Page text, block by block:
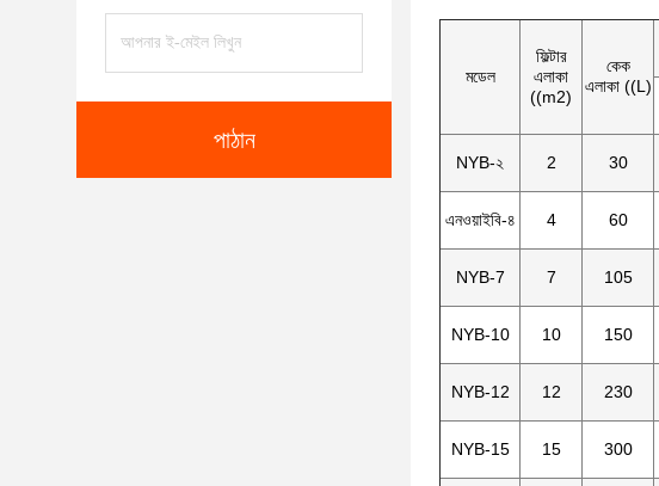
পাঠান
মডেল
ফিল্টার
এলাকা
((m2)
কেক
এলাকা ((L)
NYB-২ 2 30
এনওয়াইবি-৪ 4 60
NYB-7 7 105
NYB-10 10 150
NYB-12 12 230
NYB-15 15 300